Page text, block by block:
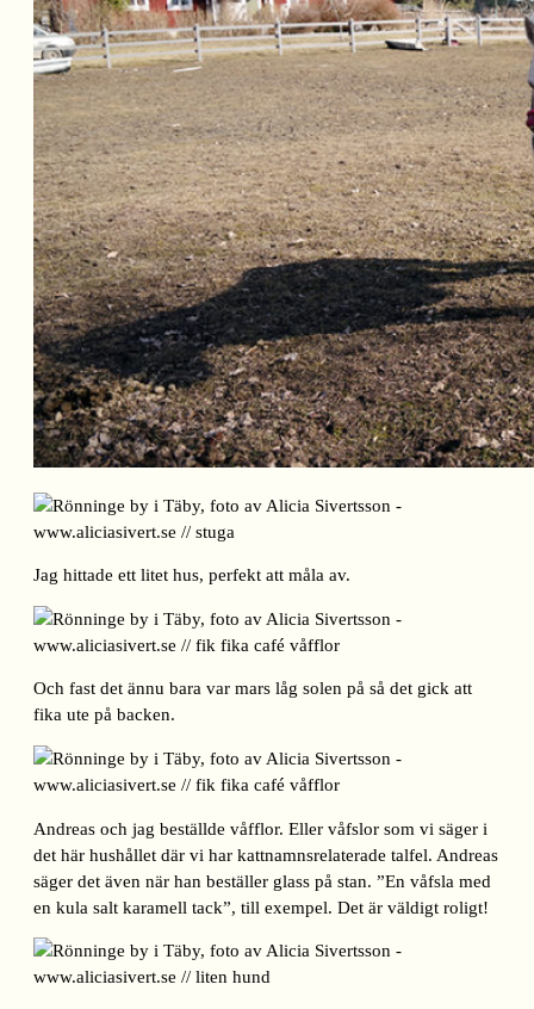
Jag hittade ett litet hus, perfekt att måla av.
Och fast det ännu bara var mars låg solen på så det gick att
fika ute på backen.
Andreas och jag beställde våfflor. Eller våfslor som vi säger i
det här hushållet där vi har kattnamnsrelaterade talfel. Andreas
säger det även när han beställer glass på stan. ”En våfsla med
en kula salt karamell tack”, till exempel. Det är väldigt roligt!